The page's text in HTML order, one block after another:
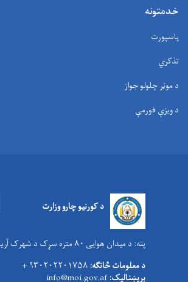
خدمتونه
پاسپورت
تذکري
د موټر چلولو جواز
د ویزې فورمې
د کورنیو چارو وزارت
پته: د میدان هوایی ۸۰ متره سړک د شهرک آریا مخامخ
د معلومات څانګه: ۹۳۰۲۰۲۲۰۱۷۵۸ +
بریښنالیک: info@moi.gov.af